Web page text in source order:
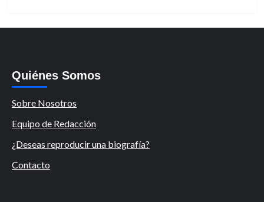
Quiénes Somos
Sobre Nosotros
Equipo de Redacción
¿Deseas reproducir una biografía?
Contacto